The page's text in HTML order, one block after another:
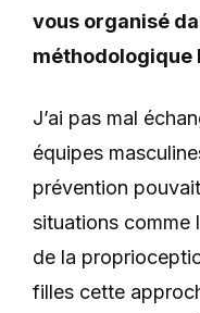
vous organisé
méthodologique
J’ai pas mal
équipes
prévention
situations comme
de la
filles cette